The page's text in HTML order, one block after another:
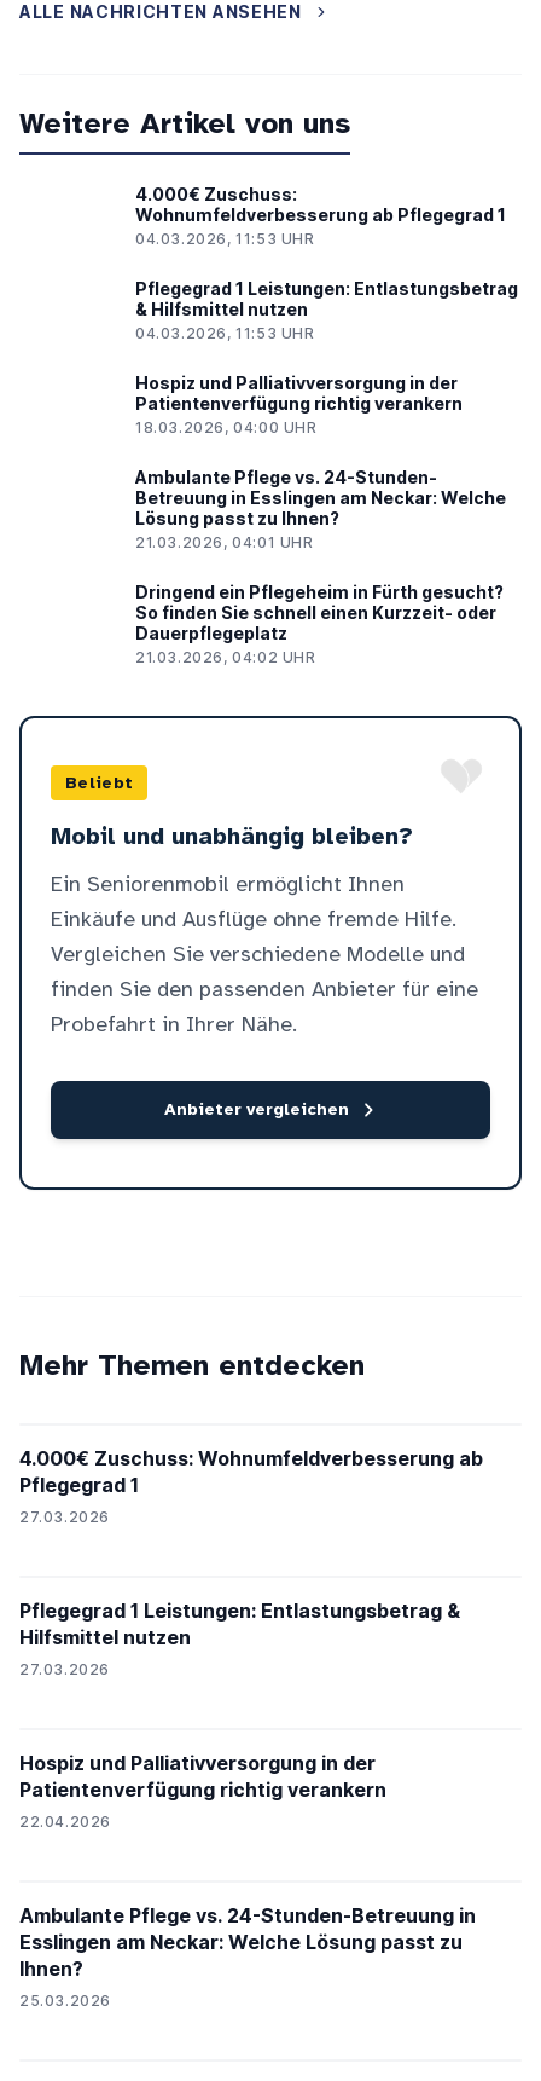
ALLE NACHRICHTEN ANSEHEN
Weitere Artikel von uns
4.000€ Zuschuss:
Wohnumfeldverbesserung ab Pflegegrad 1
04.03.2026, 11:53 UHR
Pflegegrad 1 Leistungen: Entlastungsbetrag
& Hilfsmittel nutzen
04.03.2026, 11:53 UHR
Hospiz und Palliativversorgung in der
Patientenverfügung richtig verankern
18.03.2026, 04:00 UHR
Ambulante Pflege vs. 24-Stunden-
Betreuung in Esslingen am Neckar: Welche
Lösung passt zu Ihnen?
21.03.2026, 04:01 UHR
Dringend ein Pflegeheim in Fürth gesucht?
So finden Sie schnell einen Kurzzeit- oder
Dauerpflegeplatz
21.03.2026, 04:02 UHR
Beliebt
Mobil und unabhängig bleiben?
Ein Seniorenmobil ermöglicht Ihnen
Einkäufe und Ausflüge ohne fremde Hilfe.
Vergleichen Sie verschiedene Modelle und
finden Sie den passenden Anbieter für eine
Probefahrt in Ihrer Nähe.
Anbieter vergleichen
Mehr Themen entdecken
4.000€ Zuschuss: Wohnumfeldverbesserung ab
Pflegegrad 1
27.03.2026
Pflegegrad 1 Leistungen: Entlastungsbetrag &
Hilfsmittel nutzen
27.03.2026
Hospiz und Palliativversorgung in der
Patientenverfügung richtig verankern
22.04.2026
Ambulante Pflege vs. 24-Stunden-Betreuung in
Esslingen am Neckar: Welche Lösung passt zu
Ihnen?
25.03.2026